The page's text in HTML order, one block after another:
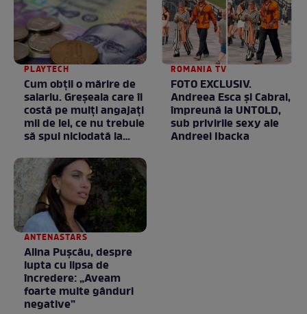
PLAYTECH
Cum obții o mărire de
salariu. Greșeala care îi
costă pe mulți angajați
mii de lei, ce nu trebuie
să spui niciodată la
ROMANIA TV
FOTO EXCLUSIV.
Andreea Esca şi Cabral,
împreună la UNTOLD,
sub privirile sexy ale
Andreei Ibacka
ANTENASTARS
Alina Pușcău, despre
lupta cu lipsa de
încredere: „Aveam
foarte multe gânduri
negative”